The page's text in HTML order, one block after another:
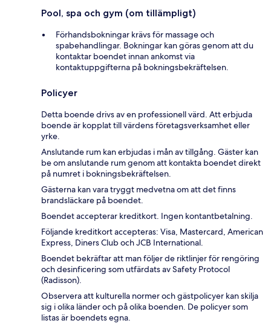
Pool, spa och gym (om tillämpligt)
Förhandsbokningar krävs för massage och
spabehandlingar. Bokningar kan göras genom att du
kontaktar boendet innan ankomst via
kontaktuppgifterna på bokningsbekräftelsen.
Policyer
Detta boende drivs av en professionell värd. Att erbjuda
boende är kopplat till värdens företagsverksamhet eller
yrke.
Anslutande rum kan erbjudas i mån av tillgång. Gäster kan
be om anslutande rum genom att kontakta boendet direkt
på numret i bokningsbekräftelsen.
Gästerna kan vara tryggt medvetna om att det finns
brandsläckare på boendet.
Boendet accepterar kreditkort. Ingen kontantbetalning.
Följande kreditkort accepteras: Visa, Mastercard, American
Express, Diners Club och JCB International.
Boendet bekräftar att man följer de riktlinjer för rengöring
och desinficering som utfärdats av Safety Protocol
(Radisson).
Observera att kulturella normer och gästpolicyer kan skilja
sig i olika länder och på olika boenden. De policyer som
listas är boendets egna.